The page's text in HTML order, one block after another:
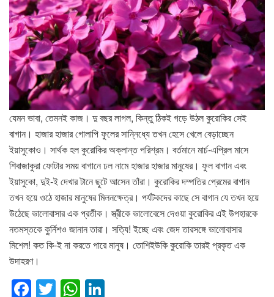
যেমন ভাবা, তেমনই কাজ। দু বছর লাগল, কিন্তু ঠিকই গড়ে উঠল কুরোকির সেই
বাগান। হাজার হাজার গোলাপি ফুলের সান্নিধ্যে তখন হেসে খেলে বেড়াচ্ছেন
ইয়াসুকোও। সার্থক হল কুরোকির অক্লান্ত পরিশ্রম। বর্তমানে মার্চ-এপ্রিল মাসে
শিবাজাকুরা ফোটার সময় বাগানে ঢল নামে হাজার হাজার মানুষের। ফুল বাগান এবং
ইয়াসুকো, দুই-ই দেখার টানে ছুটে আসেন তাঁরা। কুরোকির দম্পতির প্রেমের বাগান
তখন হয়ে ওঠে হাজার মানুষের মিলনক্ষেত্র। পর্যটকদের কাছে সে বাগান যে তখন হয়ে
উঠেছে ভালোবাসার এক প্রতীক। স্ত্রীকে ভালোবেসে দেওয়া কুরোকির এই উপহারকে
নতমস্তকে কু্র্নিশও জানান তারা। সত্যি! ইচ্ছে এবং জেদ তারসঙ্গে ভালোবাসার
মিশেল! কত কি-ই না করতে পারে মানুষ। তোশিইউকি কুরোকি তারই প্রকৃত এক
উদাহরণ।
F T W